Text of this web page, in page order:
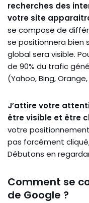
recherches des
votre site
se compose de
se positionnera bien
global sera visible.
de 90% du trafic
(Yahoo, Bing,
J’attire votre
être visible et être
votre
pas forcément
Débutons en
Comment se
de Google ?